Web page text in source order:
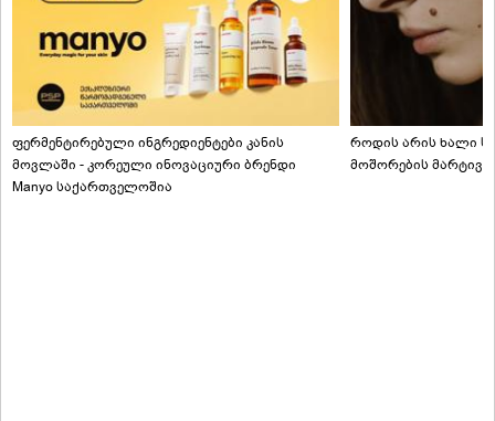
ფერმენტირებული ინგრედიენტები კანის
მოვლაში - კორეული ინოვაციური ბრენდი
Manyo საქართველოშია
როდის არის ხალი
მოშორების